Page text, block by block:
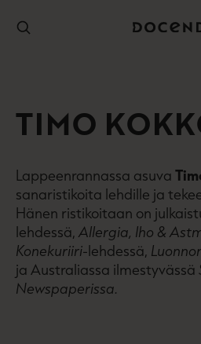
sisältöön
TIMO
Lappeenrannassa asuva
sanaristikoita lehdille ja
Hänen ristikoitaan on
lehdessä, Allergia, Iho &
Konekuriiri-lehdessä,
ja Australiassa ilmestyvässä
Newspaperissa.